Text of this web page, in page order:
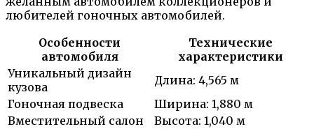
любителей гоночных автомобилей.
Особенности
автомобиля
Технические
характеристики
Уникальный дизайн
кузова
Длина: 4,565 м
Гоночная подвеска
Ширина: 1,880 м
Вместительный салон
Высота: 1,040 м